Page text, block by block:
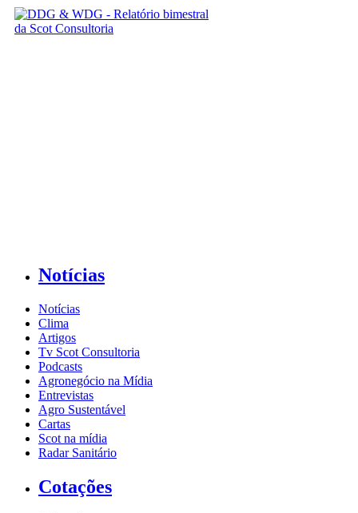
Notícias
Notícias
Clima
Artigos
Tv Scot Consultoria
Podcasts
Agronegócio na Mídia
Entrevistas
Agro Sustentável
Cartas
Scot na mídia
Radar Sanitário
Cotações